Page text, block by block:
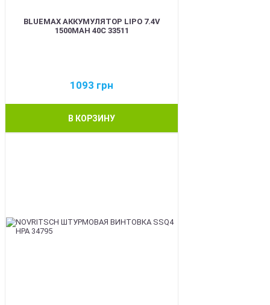
BLUEMAX АККУМУЛЯТОР LIPO 7.4V
1500MAH 40C 33511
1093 грн
В КОРЗИНУ